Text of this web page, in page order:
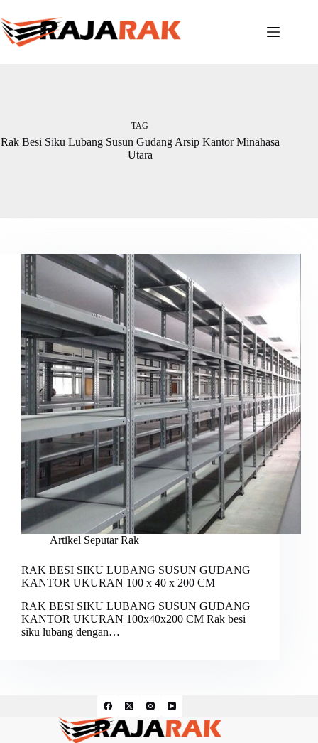
to
content
TAG
Rak Besi Siku Lubang Susun Gudang Arsip Kantor Minahasa
Utara
Artikel Seputar Rak
RAK BESI SIKU LUBANG SUSUN GUDANG
KANTOR UKURAN 100 x 40 x 200 CM
RAK BESI SIKU LUBANG SUSUN GUDANG
KANTOR UKURAN 100x40x200 CM Rak besi
siku lubang dengan…